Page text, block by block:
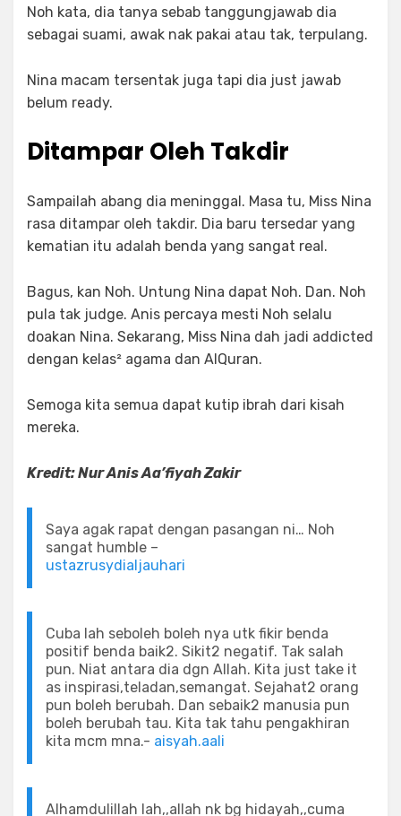
Noh kata, dia tanya sebab tanggungjawab dia
sebagai suami, awak nak pakai atau tak, terpulang.
Nina macam tersentak juga tapi dia just jawab
belum ready.
Ditampar Oleh Takdir
Sampailah abang dia meninggal. Masa tu, Miss Nina
rasa ditampar oleh takdir. Dia baru tersedar yang
kematian itu adalah benda yang sangat real.
Bagus, kan Noh. Untung Nina dapat Noh. Dan. Noh
pula tak judge. Anis percaya mesti Noh selalu
doakan Nina. Sekarang, Miss Nina dah jadi addicted
dengan kelas² agama dan AlQuran.
Semoga kita semua dapat kutip ibrah dari kisah
mereka.
Kredit: Nur Anis Aa’fiyah Zakir
Saya agak rapat dengan pasangan ni… Noh
sangat humble –
ustazrusydialjauhari
Cuba lah seboleh boleh nya utk fikir benda
positif benda baik2. Sikit2 negatif. Tak salah
pun. Niat antara dia dgn Allah. Kita just take it
as inspirasi,teladan,semangat. Sejahat2 orang
pun boleh berubah. Dan sebaik2 manusia pun
boleh berubah tau. Kita tak tahu pengakhiran
kita mcm mna.- aisyah.aali
Alhamdulillah lah,,allah nk bg hidayah,,cuma